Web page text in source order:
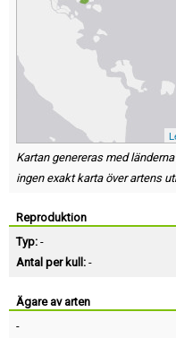
Kartan genereras med
ingen exakt karta över artens
Reproduktion
Typ: -
Antal per kull: -
Ägare av arten
-